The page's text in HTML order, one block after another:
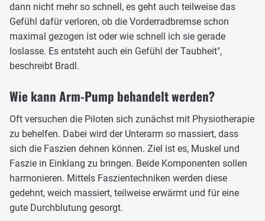
dann nicht mehr so schnell, es geht auch teilweise das
Gefühl dafür verloren, ob die Vorderradbremse schon
maximal gezogen ist oder wie schnell ich sie gerade
loslasse. Es entsteht auch ein Gefühl der Taubheit",
beschreibt Bradl.
Wie kann Arm-Pump behandelt werden?
Oft versuchen die Piloten sich zunächst mit Physiotherapie
zu behelfen. Dabei wird der Unterarm so massiert, dass
sich die Faszien dehnen können. Ziel ist es, Muskel und
Faszie in Einklang zu bringen. Beide Komponenten sollen
harmonieren. Mittels Faszientechniken werden diese
gedehnt, weich massiert, teilweise erwärmt und für eine
gute Durchblutung gesorgt.